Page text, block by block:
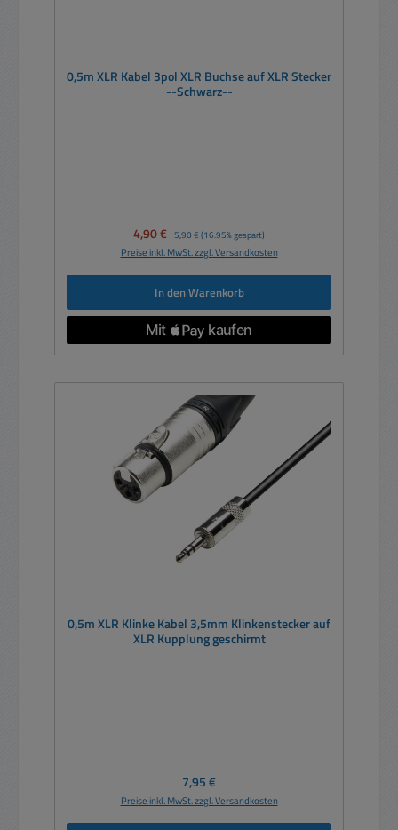
0,5m XLR Kabel 3pol XLR Buchse auf XLR Stecker
--Schwarz--
Verkaufspreis:
4,90 € Regulärer Preis:
5,90 € (16.95% gespart)
Preise inkl. MwSt. zzgl. Versandkosten
In den Warenkorb
0,5m XLR Klinke Kabel 3,5mm Klinkenstecker auf
XLR Kupplung geschirmt
Regulärer Preis:
7,95 €
Preise inkl. MwSt. zzgl. Versandkosten